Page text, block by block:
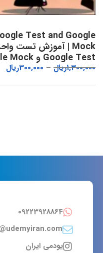
Test and Google
Google Test و Google Mock
1,300,000ریال 300,000ریال
09223928864
یودمی ایران